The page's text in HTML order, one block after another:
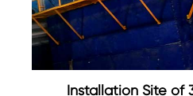
Installation Site of